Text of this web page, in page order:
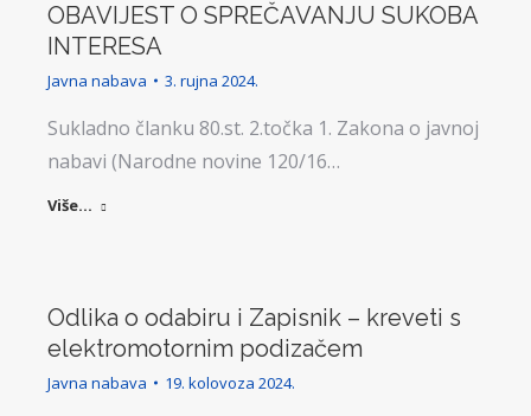
OBAVIJEST O SPREČAVANJU SUKOBA
INTERESA
Javna nabava 3. rujna 2024.
Sukladno članku 80.st. 2.točka 1. Zakona o javnoj
nabavi (Narodne novine 120/16…
Više...
Odlika o odabiru i Zapisnik – kreveti s
elektromotornim podizačem
Javna nabava 19. kolovoza 2024.